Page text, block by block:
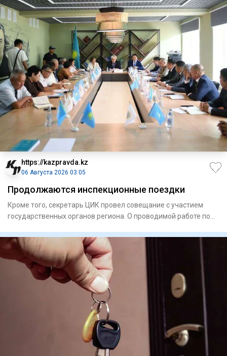
https://kazpravda.kz
06 Августа 2026 03:05
Продолжаются инспекционные поездки
Кроме того, секретарь ЦИК провел совещание с участием
государственных органов региона. О проводимой работе по